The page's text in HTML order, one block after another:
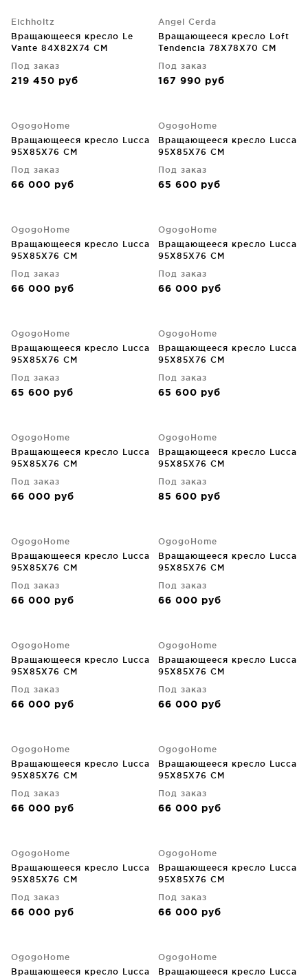
Eichholtz
Вращающееся кресло Le
Vante 84X82X74 CM
Под заказ
219 450 руб
Angel Cerda
Вращающееся кресло Loft
Tendencia 78X78X70 CM
Под заказ
167 990 руб
OgogoHome
Вращающееся кресло Lucca
95X85X76 CM
Под заказ
66 000 руб
OgogoHome
Вращающееся кресло Lucca
95X85X76 CM
Под заказ
65 600 руб
OgogoHome
Вращающееся кресло Lucca
95X85X76 CM
Под заказ
66 000 руб
OgogoHome
Вращающееся кресло Lucca
95X85X76 CM
Под заказ
66 000 руб
OgogoHome
Вращающееся кресло Lucca
95X85X76 CM
Под заказ
65 600 руб
OgogoHome
Вращающееся кресло Lucca
95X85X76 CM
Под заказ
65 600 руб
OgogoHome
Вращающееся кресло Lucca
95X85X76 CM
Под заказ
66 000 руб
OgogoHome
Вращающееся кресло Lucca
95X85X76 CM
Под заказ
85 600 руб
OgogoHome
Вращающееся кресло Lucca
95X85X76 CM
Под заказ
66 000 руб
OgogoHome
Вращающееся кресло Lucca
95X85X76 CM
Под заказ
66 000 руб
OgogoHome
Вращающееся кресло Lucca
95X85X76 CM
Под заказ
66 000 руб
OgogoHome
Вращающееся кресло Lucca
95X85X76 CM
Под заказ
66 000 руб
OgogoHome
Вращающееся кресло Lucca
95X85X76 CM
Под заказ
66 000 руб
OgogoHome
Вращающееся кресло Lucca
95X85X76 CM
Под заказ
66 000 руб
OgogoHome
Вращающееся кресло Lucca
95X85X76 CM
Под заказ
66 000 руб
OgogoHome
Вращающееся кресло Lucca
95X85X76 CM
Под заказ
66 000 руб
OgogoHome
Вращающееся кресло Lucca
OgogoHome
Вращающееся кресло Lucca